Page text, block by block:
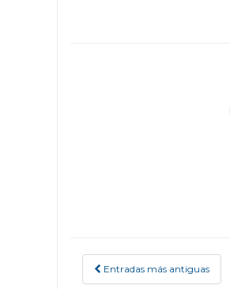
POSTS NAVIGATION
Entradas más antiguas